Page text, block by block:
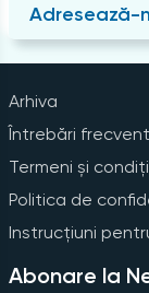
Adresează-
Arhiva
Întrebări
Termeni și
Politica de
Instrucțiuni
Abonare la